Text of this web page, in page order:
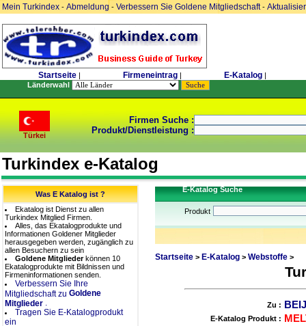
Mein Turkindex - Abmeldung - Verbessern Sie Goldene Mitgliedschaft-
Startseite | Firmeneintrag | E-Katalog |
Länderwahl
Türkei
Firmen Suche :
Produkt/Dienstleistung :
Turkindex e-Katalog
Was E Katalog ist ?
Ekatalog ist Dienst zu allen
Turkindex Mitglied Firmen.
Alles, das Ekatalogprodukte und
Informationen Goldener Mitglieder
herausgegeben werden, zugänglich zu
allen Besuchern zu sein
Goldene Mitgliederkönnen 10
Ekatalogprodukte mit Bildnissen und
Firmeninformationen senden.
Verbessern Sie Ihre
Mitgliedschaft zu Goldene
Mitglieder .
Tragen Sie E-Katalogprodukt
ein
E-Katalog Suche
Produkt
Startseite > E-Katalog> Webstoffe>
Zu :
E-Katalog Produkt :